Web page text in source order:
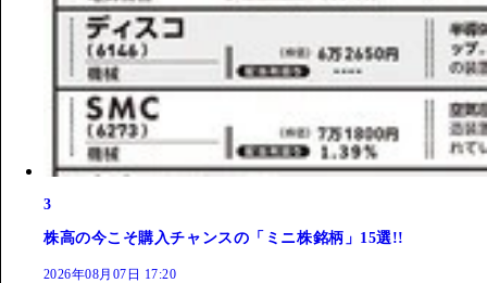
3
株高の今こそ購入チャンスの「ミニ株銘柄」15選!!
2026年08月07日 17:20